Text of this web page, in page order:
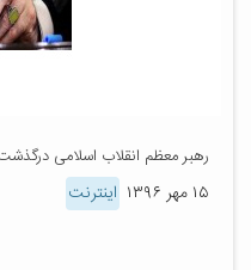
رهبر معظم انقلاب اسلامی
۱۵ مهر ۱۳۹۶ اینترنت